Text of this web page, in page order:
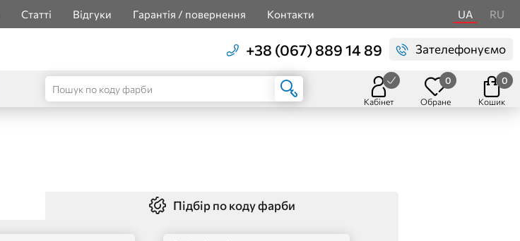
Статті Відгуки Гарантія / повернення Контакти UA RU
+38 (067) 889 14 89 Зателефонуємо
Кабінет Обране
0
Кошик
0
Підбір по коду фарби